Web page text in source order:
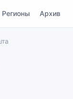
Регионы Архив